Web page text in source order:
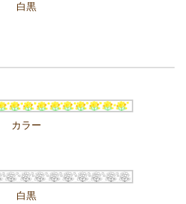
白黒
カラー
白黒